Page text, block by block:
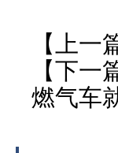
【上一
【下一
燃气车